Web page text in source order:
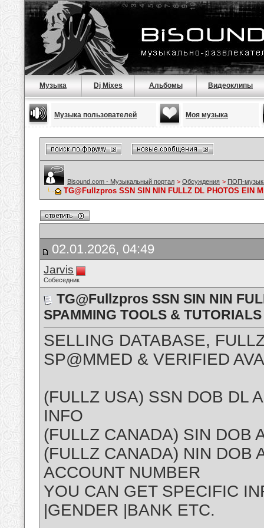
Музыка Dj Mixes Альбомы Видеоклипы
Музыка пользователей Моя музыка
Bisound.com - Музыкальный портал > Обсуждения > ПОП-
TG@Fullzpros SSN SIN NIN FULLZ DL PHOTOS EIN
02.01.2026, 04:49
Jarvis
Собеседник
TG@Fullzpros SSN SIN NIN
SPAMMING TOOLS & TUTORIALS
SELLING DATABASE,
SP@MMED & VERIFIED
(FULLZ USA) SSN DOB DL
INFO
(FULLZ CANADA) SIN DOB
(FULLZ CANADA) NIN DOB
ACCOUNT NUMBER
YOU CAN GET SPECIFIC
|GENDER |BANK ETC.